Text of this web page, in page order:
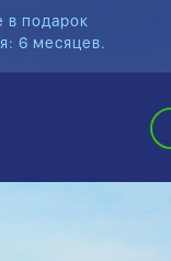
подарок
6 месяцев.